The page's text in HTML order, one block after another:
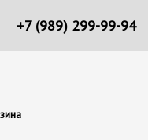
+7 (989) 299-99-94